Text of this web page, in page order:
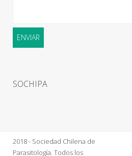
SOCHIPA
2018 - Sociedad Chilena de
Parasitología. Todos los